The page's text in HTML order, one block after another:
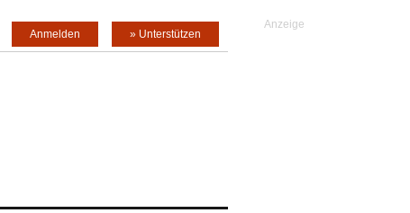
» Unterstützen
Anmelden